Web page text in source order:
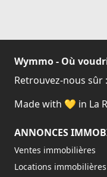
Wymmo - Où
Retrouvez-nous sûr :
Made with 💛 in La
ANNONCES
Ventes immobilières
Locations immobilières